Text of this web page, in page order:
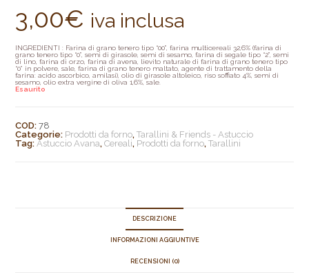
3,00€ iva inclusa
INGREDIENTI : Farina di grano tenero tipo “00”, farina multicereali 32,6% (farina di
grano tenero tipo “0”, semi di girasole, semi di sesamo, farina di segale tipo “2”, semi
di lino, farina di orzo, farina di avena, lievito naturale di farina di grano tenero tipo
“0” in polvere, sale, farina di grano tenero maltato, agente di trattamento della
farina: acido ascorbico, amilasi), olio di girasole altoleico, riso soffiato 4%, semi di
sesamo, olio extra vergine di oliva 1,6%, sale.
Esaurito
COD:78
Categorie: Prodotti da forno,Tarallini & Friends - Astuccio
Tag: Astuccio Avana,Cereali, Prodotti da forno,Tarallini
DESCRIZIONE
INFORMAZIONI AGGIUNTIVE
RECENSIONI (0)